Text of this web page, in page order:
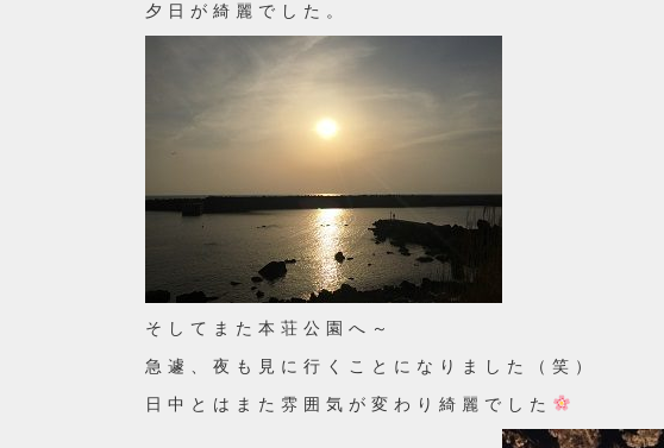
夕日が綺麗でした。
そしてまた本荘公園へ～
急遽、夜も見に行くことになりました（笑）
日中とはまた雰囲気が変わり綺麗でした